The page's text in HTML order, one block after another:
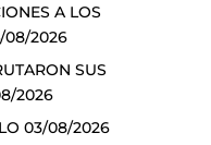
A LOS
08/2026
SUS
2026
03/08/2026